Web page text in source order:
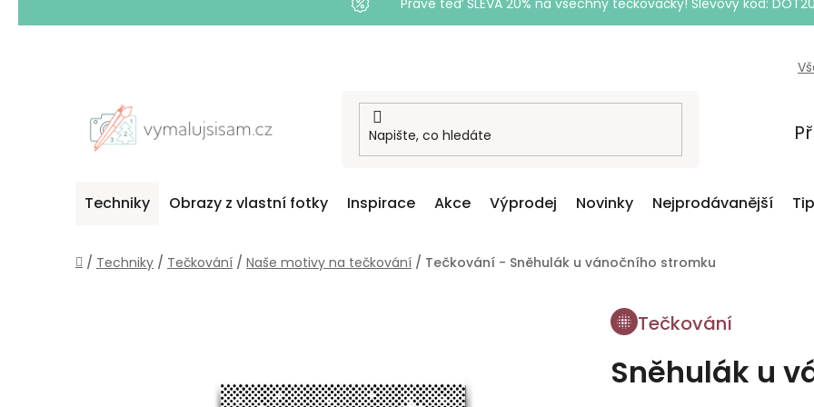
Právě teď SLEVA 20% na všechny tečkovačky! Slevový kód: DOT20
Techniky Obrazy z vlastní fotky Inspirace Akce Výprodej Novinky Nejprodávanější
Domů
/ Techniky / Tečkování / Naše motivy na tečkování / Tečkování - Sněhulák u vánočního stromku
Tečkování
Sněhulák u